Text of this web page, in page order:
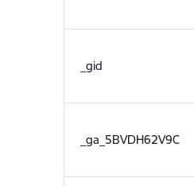
_gid
_ga_5BVDH62V9C